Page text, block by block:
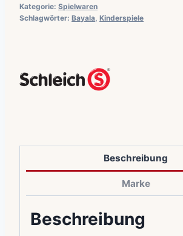
Kategorie: Spielwaren
Schlagwörter: Bayala Kinderspiele
Beschreibung
Marke
Beschreibung